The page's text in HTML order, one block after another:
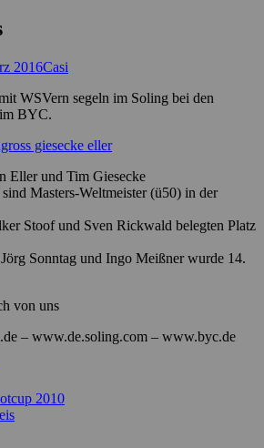
2016Autor
Casi
WSVern segeln im Soling bei den
BYC.
Eller und Tim Giesecke
Masters-Weltmeister (ü50) in der
Stoof und Sven Rickwald belegten Platz
Sonntag und Ingo Meißner wurde 14.
von uns
– www.de.soling.com – www.byc.de
2010